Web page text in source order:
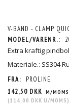
V-BAND - CLAMP
MODEL/VARENR.:
Extra kraftig
Materiale.: SS304
FRA:
PROLINE
142,50 DKK M/MOMS
(114,00 DKK U/MOMS )